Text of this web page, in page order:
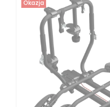
Okazja